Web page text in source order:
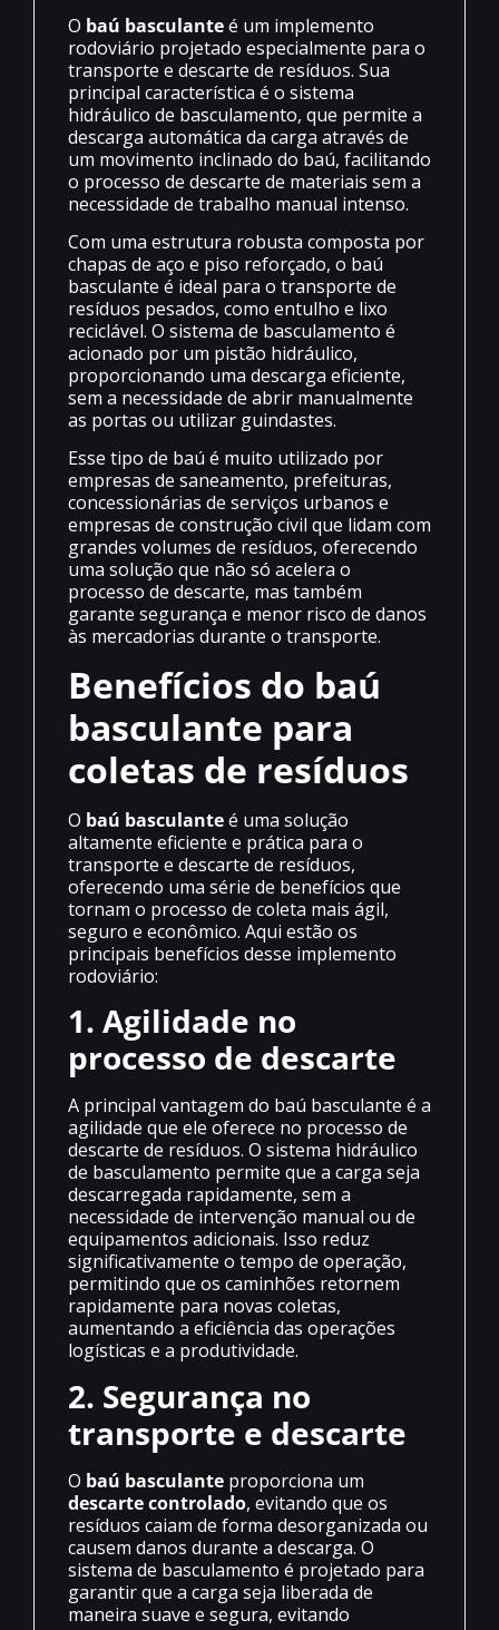
O baú basculanteé um implemento
rodoviário projetado especialmente para o
transporte e descarte de resíduos. Sua
principal característica é o sistema
hidráulico de basculamento, que permite a
descarga automática da carga através de
um movimento inclinado do baú, facilitando
o processo de descarte de materiais sem a
necessidade de trabalho manual intenso.
Com uma estrutura robusta composta por
chapas de aço e piso reforçado, o baú
basculante é ideal para o transporte de
resíduos pesados, como entulho e lixo
reciclável. O sistema de basculamento é
acionado por um pistão hidráulico,
proporcionando uma descarga eficiente,
sem a necessidade de abrir manualmente
as portas ou utilizar guindastes.
Esse tipo de baú é muito utilizado por
empresas de saneamento, prefeituras,
concessionárias de serviços urbanos e
empresas de construção civil que lidam com
grandes volumes de resíduos, oferecendo
uma solução que não só acelera o
processo de descarte, mas também
garante segurança e menor risco de danos
às mercadorias durante o transporte.
Benefícios do baú
basculante para
coletas de resíduos
O baú basculanteé uma solução
altamente eficiente e prática para o
transporte e descarte de resíduos,
oferecendo uma série de benefícios que
tornam o processo de coleta mais ágil,
seguro e econômico. Aqui estão os
principais benefícios desse implemento
rodoviário:
1. Agilidade no
processo de descarte
A principal vantagem do baú basculante é a
agilidade que ele oferece no processo de
descarte de resíduos. O sistema hidráulico
de basculamento permite que a carga seja
descarregada rapidamente, sem a
necessidade de intervenção manual ou de
equipamentos adicionais. Isso reduz
significativamente o tempo de operação,
permitindo que os caminhões retornem
rapidamente para novas coletas,
aumentando a eficiência das operações
logísticas e a produtividade.
2. Segurança no
transporte e descarte
O baú basculante proporciona um
descarte controlado, evitando que os
resíduos caiam de forma desorganizada ou
causem danos durante a descarga. O
sistema de basculamento é projetado para
garantir que a carga seja liberada de
maneira suave e segura, evitando